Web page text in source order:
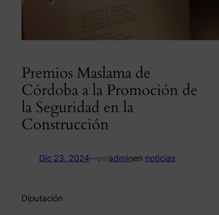
Premios Maslama de
Córdoba a la Promoción de
la Seguridad en la
Construcción
Dic 23, 2024—poradminen noticias
Diputación